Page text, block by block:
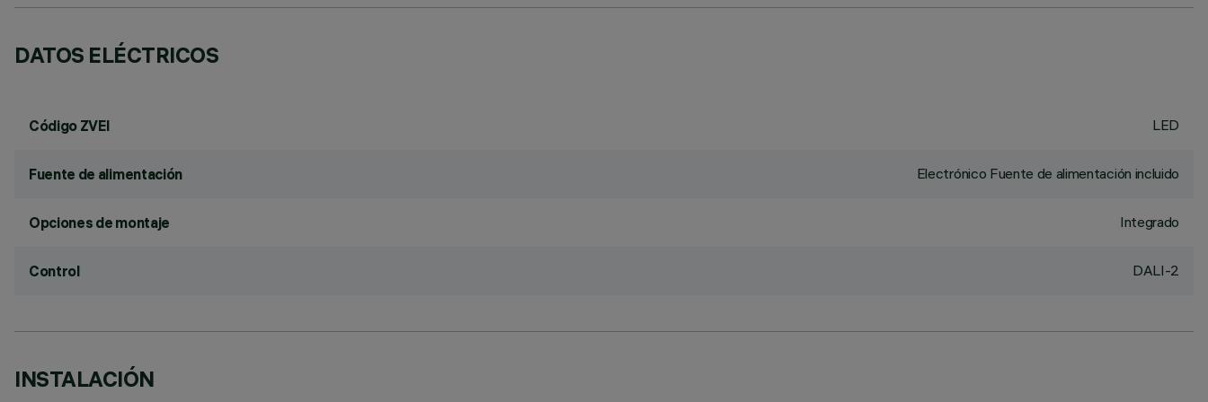
DATOS ELÉCTRICOS
Código ZVEI LED
Fuente de alimentación Electrónico Fuente de alimentación incluido
Opciones de montaje Integrado
Control DALI-2
INSTALACIÓN